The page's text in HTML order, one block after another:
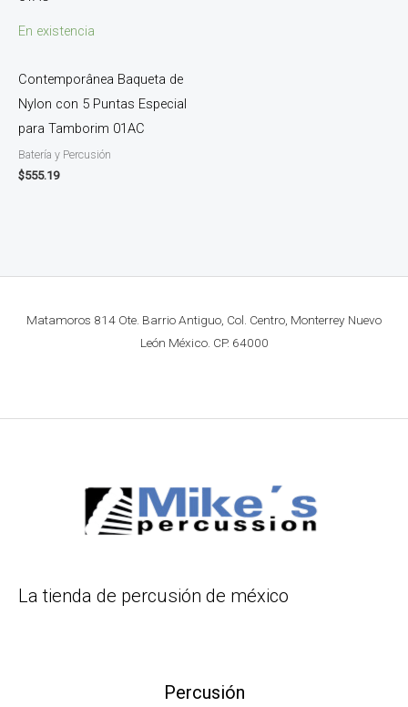
En existencia
Contemporânea Baqueta de
Nylon con 5 Puntas Especial
para Tamborim 01AC
Batería y Percusión
$555.19
Matamoros 814 Ote. Barrio Antiguo, Col. Centro, Monterrey Nuevo
León México. CP. 64000
La tienda de percusión de méxico
Percusión